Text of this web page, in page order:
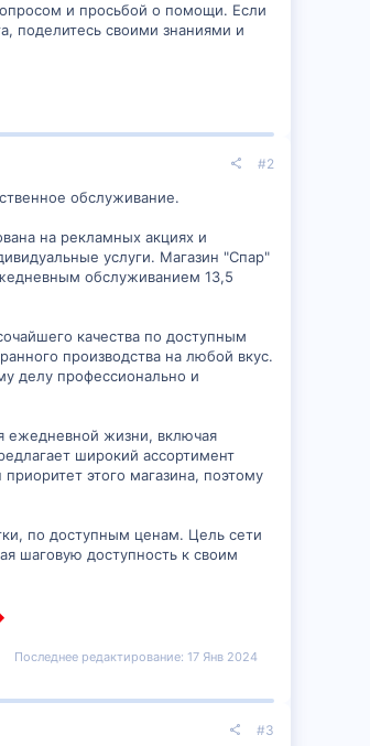
и просьбой о помощи. Если
поделитесь своими знаниями и
#2
обслуживание.
на рекламных акциях и
услуги. Магазин "Спар"
обслуживанием 13,5
качества по доступным
производства на любой вкус.
делу профессионально и
ежедневной жизни, включая
широкий ассортимент
этого магазина, поэтому
по доступным ценам. Цель сети
шаговую доступность к своим
Последнее редактирование: 17 Янв 2024
#3